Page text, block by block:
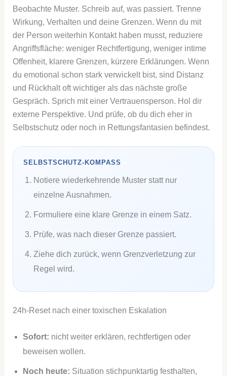
Beobachte Muster. Schreib auf, was passiert. Trenne
Wirkung, Verhalten und deine Grenzen. Wenn du mit
der Person weiterhin Kontakt haben musst, reduziere
Angriffsfläche: weniger Rechtfertigung, weniger intime
Offenheit, klarere Grenzen, kürzere Erklärungen. Wenn
du emotional schon stark verwickelt bist, sind Distanz
und Rückhalt oft wichtiger als das nächste große
Gespräch. Sprich mit einer Vertrauensperson. Hol dir
externe Perspektive. Und prüfe, ob du dich eher in
Selbstschutz oder noch in Rettungsfantasien befindest.
SELBSTSCHUTZ-KOMPASS
Notiere wiederkehrende Muster statt nur
einzelne Ausnahmen.
Formuliere eine klare Grenze in einem Satz.
Prüfe, was nach dieser Grenze passiert.
Ziehe dich zurück, wenn Grenzverletzung zur
Regel wird.
24h-Reset nach einer toxischen Eskalation
Sofort: nicht weiter erklären, rechtfertigen oder
beweisen wollen.
Noch heute: Situation stichpunktartig festhalten,